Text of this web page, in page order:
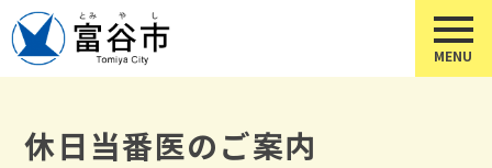
休日当番医のご案内